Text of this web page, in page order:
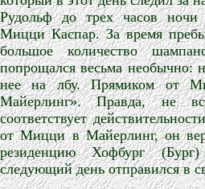
Рудольф до трех часов ночи
Мицци Каспар. За время
большое количество
попрощался весьма необычно:
нее на лбу. Прямиком от
Майерлинг». Правда, не
соответствует
от Мицци в Майерлинг, он
резиденцию Хофбург
следующий день отправился в